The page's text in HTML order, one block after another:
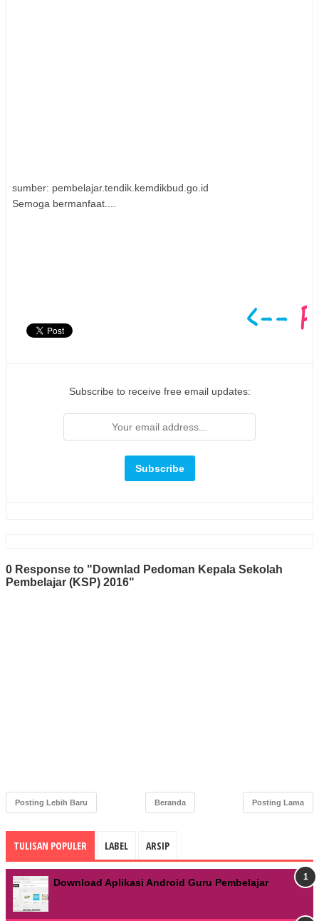
sumber: pembelajar.tendik.kemdikbud.go.id
Semoga bermanfaat....
Subscribe to receive free email updates:
0 Response to "Downlad Pedoman Kepala Sekolah
Pembelajar (KSP) 2016"
Posting Lebih Baru Posting Lama
Beranda
TULISAN POPULER LABEL ARSIP
Download Aplikasi Android Guru Pembelajar